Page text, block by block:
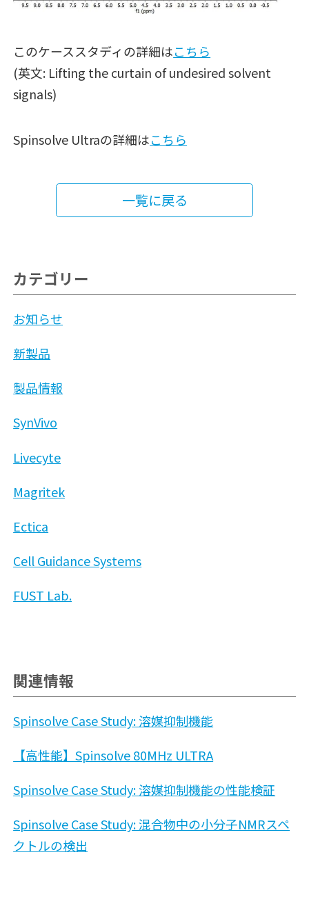
このケーススタディの詳細はこちら
(英文: Lifting the curtain of undesired solvent
signals)
Spinsolve Ultraの詳細はこちら
一覧に戻る
カテゴリー
お知らせ
新製品
製品情報
SynVivo
Livecyte
Magritek
Ectica
Cell Guidance Systems
FUST Lab.
関連情報
Spinsolve Case Study: 溶媒抑制機能
【高性能】Spinsolve 80MHz ULTRA
Spinsolve Case Study: 溶媒抑制機能の性能検証
Spinsolve Case Study: 混合物中の小分子NMRスペ
クトルの検出